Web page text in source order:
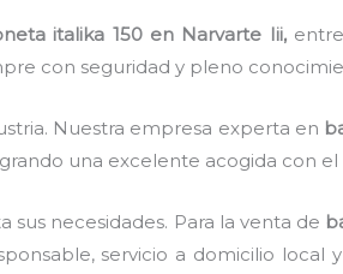
italika 150 en Narvarte Iii,entre
con seguridad y pleno
Nuestra empresa experta en
una excelente acogida con
necesidades. Para la venta de
servicio a domicilio local